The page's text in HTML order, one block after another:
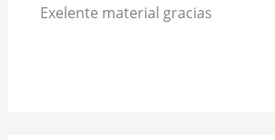
Exelente material gracias